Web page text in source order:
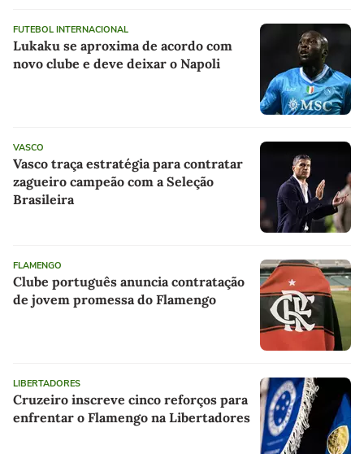
FUTEBOL INTERNACIONAL
Lukaku se aproxima de acordo com
novo clube e deve deixar o Napoli
VASCO
Vasco traça estratégia para contratar
zagueiro campeão com a Seleção
Brasileira
FLAMENGO
Clube português anuncia contratação
de jovem promessa do Flamengo
LIBERTADORES
Cruzeiro inscreve cinco reforços para
enfrentar o Flamengo na Libertadores